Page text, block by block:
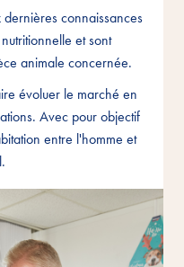
connaissances
et sont
animale concernée.
évoluer le marché en
Avec pour objectif
entre l'homme et
connaissances
et sont
animale concernée.
évoluer le marché en
Avec pour objectif
entre l'homme et
connaissances
et sont
animale concernée.
évoluer le marché en
Avec pour objectif
entre l'homme et